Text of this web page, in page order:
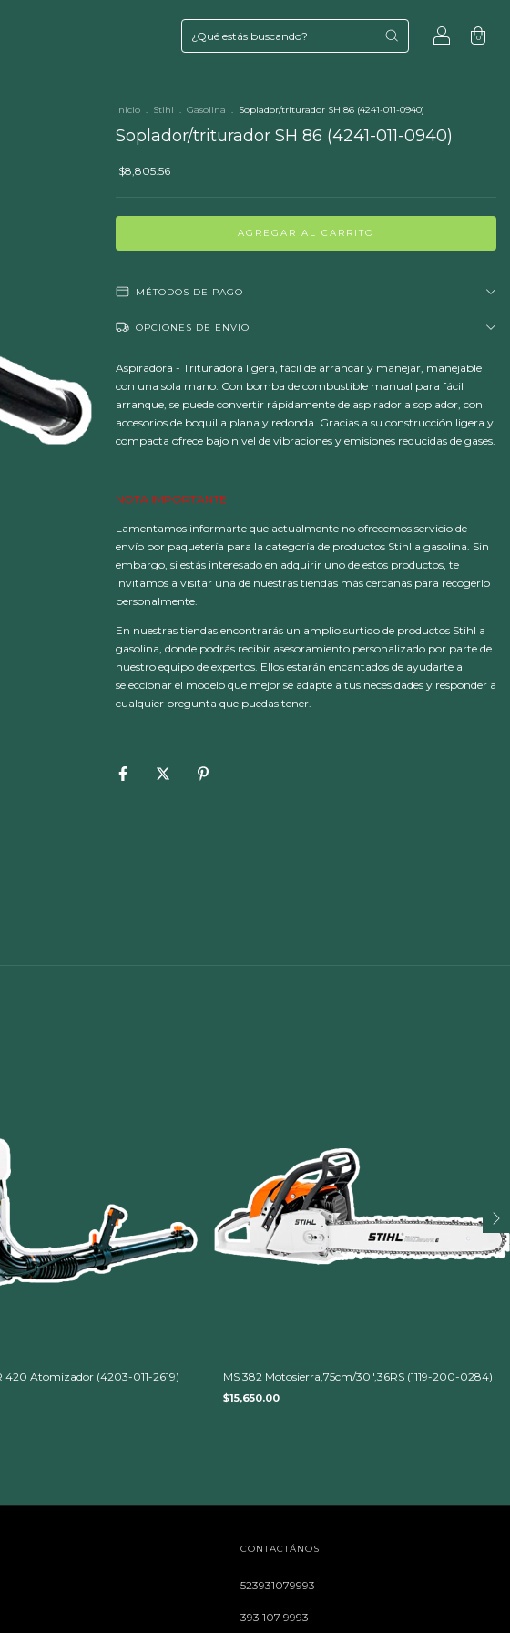
0
Inicio . Stihl . Gasolina . Soplador/triturador SH 86 (4241-011-0940)
Soplador/triturador SH 86 (4241-011-0940)
$8,805.56
MÉTODOS DE PAGO
OPCIONES DE ENVÍO
Aspiradora - Trituradora ligera, fácil de arrancar y manejar, manejable
con una sola mano. Con bomba de combustible manual para fácil
arranque, se puede convertir rápidamente de aspirador a soplador, con
accesorios de boquilla plana y redonda. Gracias a su construcción ligera y
compacta ofrece bajo nivel de vibraciones y emisiones reducidas de gases.
NOTA IMPORTANTE
Lamentamos informarte que actualmente no ofrecemos servicio de
envío por paquetería para la categoría de productos Stihl a gasolina. Sin
embargo, si estás interesado en adquirir uno de estos productos, te
invitamos a visitar una de nuestras tiendas más cercanas para recogerlo
personalmente.
En nuestras tiendas encontrarás un amplio surtido de productos Stihl a
gasolina, donde podrás recibir asesoramiento personalizado por parte de
nuestro equipo de expertos. Ellos estarán encantados de ayudarte a
seleccionar el modelo que mejor se adapte a tus necesidades y responder a
cualquier pregunta que puedas tener.
420 Atomizador (4203-011-2619) MS 382 Motosierra,75cm/30",36RS (1119-200-0284)
$15,650.00
CONTACTÁNOS
523931079993
393 107 9993